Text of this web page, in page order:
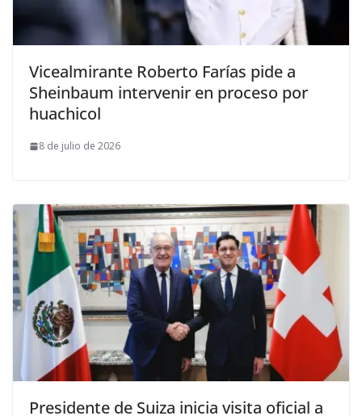
Vicealmirante Roberto Farías pide a
Sheinbaum intervenir en proceso por
huachicol
8 de julio de 2026
Presidente de Suiza inicia visita oficial a